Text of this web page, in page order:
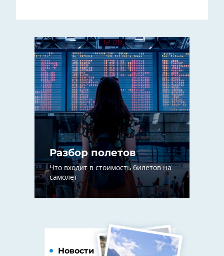
Разбор полетов
Что входит в стоимость билетов на
самолет
Новости